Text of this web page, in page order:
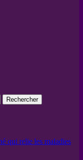
qui relie les maladies